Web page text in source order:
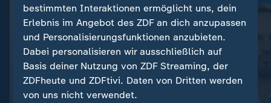
bestimmten Interaktionen ermöglicht uns, dein
Erlebnis im Angebot des ZDF an dich anzupassen
und Personalisierungsfunktionen anzubieten.
Dabei personalisieren wir ausschließlich auf
Basis deiner Nutzung von ZDF Streaming, der
ZDFheute und ZDFtivi. Daten von Dritten werden
von uns nicht verwendet.